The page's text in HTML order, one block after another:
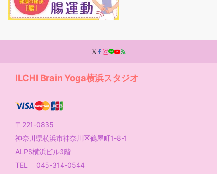
ILCHI Brain Yoga横浜スタジオ
〒221-0835
神奈川県横浜市神奈川区鶴屋町1-8-1
ALPS横浜ビル3階
TEL： 045-314-0544